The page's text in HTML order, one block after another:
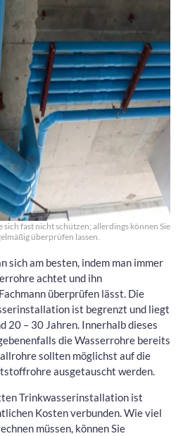
fast nicht schützen; allerdings können Sie
überprüfen lassen.
sich am besten, indem man immer
achtet und ihn
überprüfen lässt. Die
ist begrenzt und liegt
20 – 30 Jahren. Innerhalb dieses
die Wasserrohre bereits
sollten möglichst auf die
ausgetauscht werden.
Trinkwasserinstallation ist
Kosten verbunden. Wie viel
müssen, können Sie